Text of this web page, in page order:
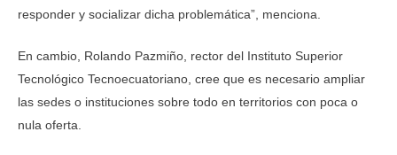
responder y socializar dicha problemática”, menciona.
En cambio, Rolando Pazmiño, rector del Instituto Superior
Tecnológico Tecnoecuatoriano, cree que es necesario ampliar
las sedes o instituciones sobre todo en territorios con poca o
nula oferta.